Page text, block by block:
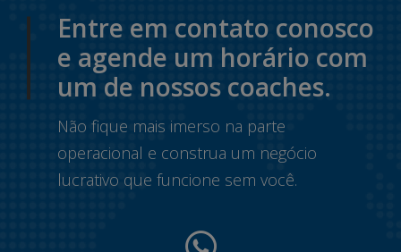
Entre em contato conosco
e agende um horário com
um de nossos coaches.
Não fique mais imerso na parte
operacional e construa um negócio
lucrativo que funcione sem você.